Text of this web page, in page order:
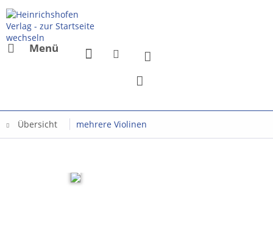
Menü
Übersicht mehrere Violinen